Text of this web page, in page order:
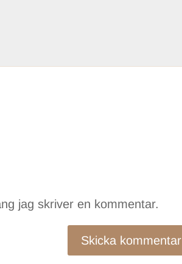
jag skriver en kommentar.
Skicka kommentar